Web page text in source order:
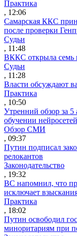
Практика
, 12:06
Самарская ККС
после проверки
Судьи
, 11:48
ВККС открыла семь
Судьи
, 11:28
Власти обсуждают
Практика
, 10:50
Утренний обзор за 5
обучении
Обзор СМИ
, 09:37
Путин подписал
релокантов
Законодательство
, 19:32
ВС напомнил, что
исключает
Практика
, 18:02
Путин освободил
миноритариям при